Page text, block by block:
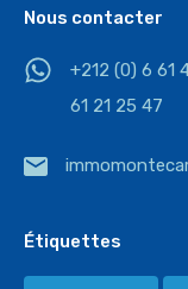
Nous contacter
+212 (0) 6 61
61 21 25 47
Étiquettes